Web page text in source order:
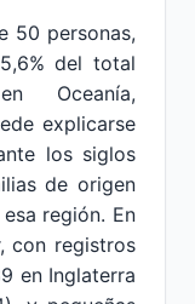
50 personas,
del total
Oceanía,
explicarse
los siglos
de origen
región. En
con registros
en Inglaterra